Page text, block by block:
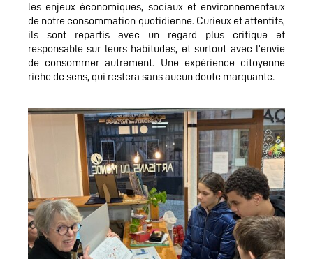
les enjeux économiques, sociaux et environnementaux
de notre consommation quotidienne. Curieux et attentifs,
ils sont repartis avec un regard plus critique et
responsable sur leurs habitudes, et surtout avec l’envie
de consommer autrement. Une expérience citoyenne
riche de sens, qui restera sans aucun doute marquante.